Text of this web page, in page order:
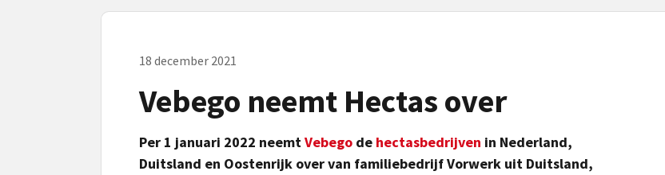
18 december 2021
Vebego neemt Hectas over
Per 1 januari 2022 neemtVebego de hectasbedrijven in Nederland,
Duitsland en Oostenrijk over van familiebedrijf Vorwerk uit Duitsland,